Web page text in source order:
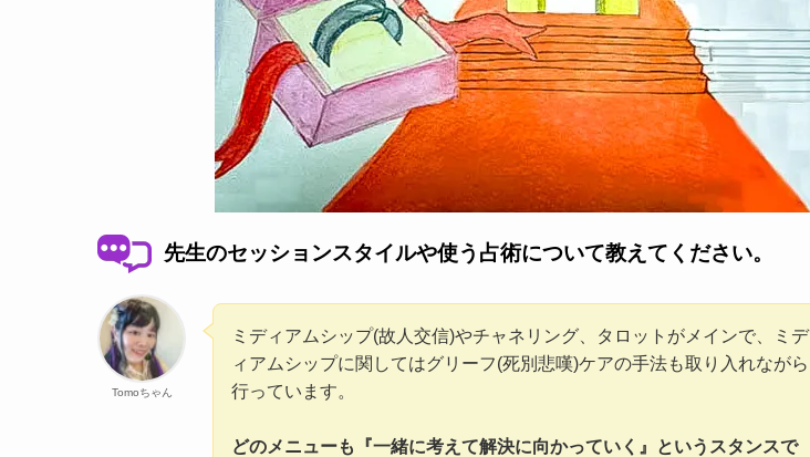
先生のセッションスタイルや使う占術について教えてください。
Tomoちゃん
ミディアムシップ(故人交信)やチャネリング、タロットがメインで、ミデ
ィアムシップに関してはグリーフ(死別悲嘆)ケアの手法も取り入れながら
行っています。
どのメニューも『一緒に考えて解決に向かっていく』というスタンスで